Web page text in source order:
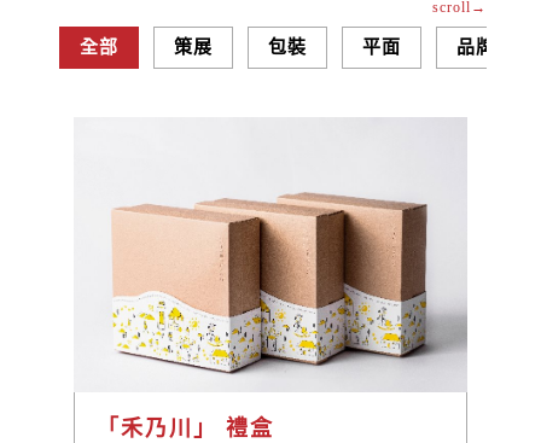
全部 策展 包裝 平面 品牌
「禾乃川」 禮盒